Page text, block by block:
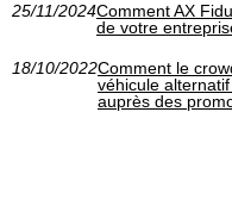
25/11/2024Comment AX
de votre
18/10/2022Comment le
véhicule
auprès des